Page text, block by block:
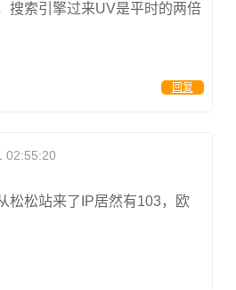
搜索引擎过来UV是平时的两倍
回复
02:55:20
松松站来了IP居然有103，欧